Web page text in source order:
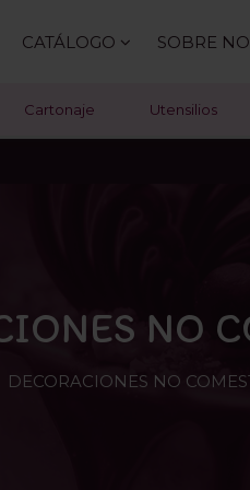
CATÁLOGO SOBRE
Cartonaje Utensilios
NO
DECORACIONES NO